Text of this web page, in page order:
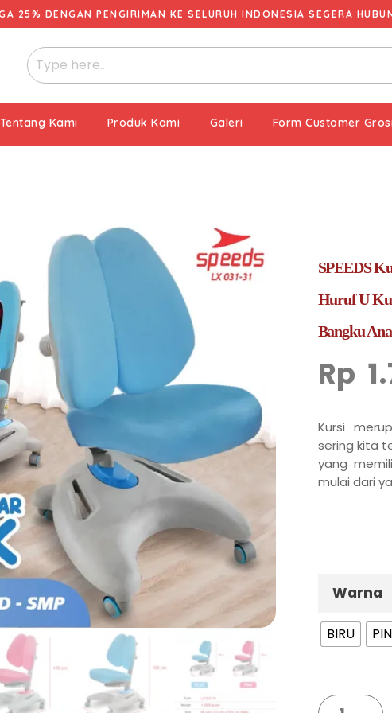
25% DENGAN PENGIRIMAN KE SELURUH INDONESIA SEGERA
Tentang Kami Produk Kami Galeri Form Customer
SPEEDS
Huruf U
Bangku
Rp
Kursi
sering kita
yang
mulai dari
Warna
BIRU